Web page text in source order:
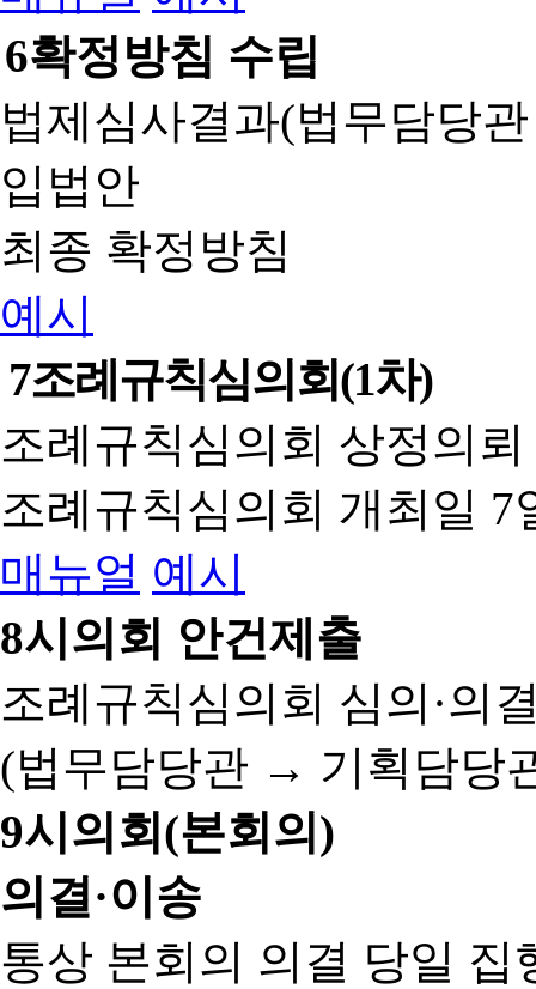
6확정방침 수립
법제심사결과(법무담당
입법안
최종 확정방침
예시
7조례규칙심의회(1차)
조례규칙심의회 상정의
조례규칙심의회 개최일 7
매뉴얼 예시
8시의회 안건제출
조례규칙심의회 심의·의
(법무담당관 → 기획담당
9시의회(본회의)
의결·이송
통상 본회의 의결 당일 집